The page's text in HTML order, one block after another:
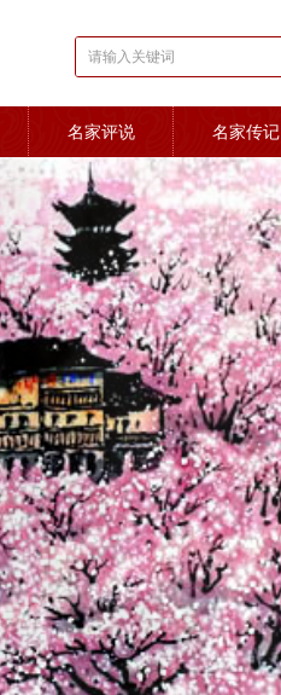
名家评说 名家传记